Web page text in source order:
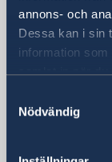
annons- och
Dessa kan i sin
information
samlat in när
Nödvändig
No. 27
Tehran,
P.O. Box